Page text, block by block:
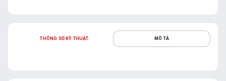
THÔNG SỐ KỸ THUẬT MÔ TẢ